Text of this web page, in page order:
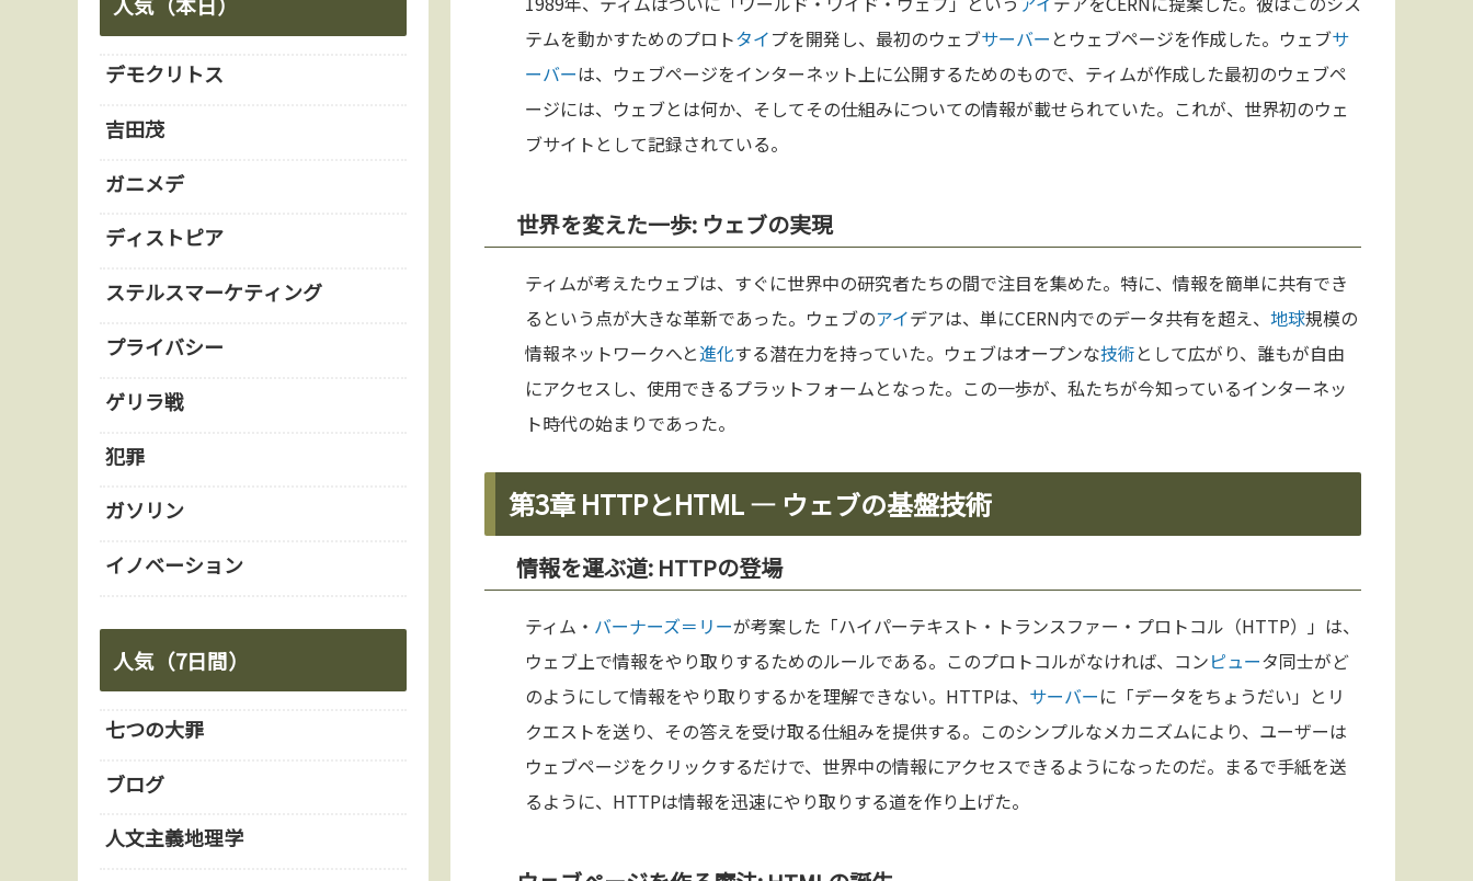
テムを動かすためのプロトタイプを開発し、最初のウェブサーバー とウェブページを作成した。ウェブサ
ーバーは、ウェブページをインターネット上に公開するためのもので、ティムが作成した最初のウェブペ
ージには、ウェブとは何か、そしてその仕組みについての情報が載せられていた。これが、世界初のウェ
ブサイトとして記録されている。
世界を変えた一歩: ウェブの実現
ティムが考えたウェブは、すぐに世界中の研究者たちの間で注目を集めた。特に、情報を簡単に共有でき
るという点が大きな革新であった。ウェブのアイデアは、単にCERN内でのデータ共有を超え、 地球規模の
情報ネットワークへと進化する潜在力を持っていた。ウェブはオープンな技術として広がり、誰もが自由
にアクセスし、使用できるプラットフォームとなった。この一歩が、私たちが今知っているインターネッ
ト時代の始まりであった。
第3章 HTTPとHTML — ウェブの基盤技術
情報を運ぶ道: HTTPの登場
ティム・ バーナーズ＝リーが考案した「ハイパーテキスト・トランスファー・プロトコル（HTTP）」は、
ウェブ上で情報をやり取りするためのルールである。このプロトコルがなければ、コンピュータ同士がど
のようにして情報をやり取りするかを理解できない。HTTPは、 サーバーに「データをちょうだい」とリ
クエストを送り、その答えを受け取る仕組みを提供する。このシンプルなメカニズムにより、ユーザーは
ウェブページをクリックするだけで、世界中の情報にアクセスできるようになったのだ。まるで手紙を送
るように、HTTPは情報を迅速にやり取りする道を作り上げた。
デモクリトス
吉田茂
ガニメデ
ディストピア
ステルスマーケティング
プライバシー
ゲリラ戦
犯罪
ガソリン
イノベーション
人気（7日間）
七つの大罪
ブログ
人文主義地理学